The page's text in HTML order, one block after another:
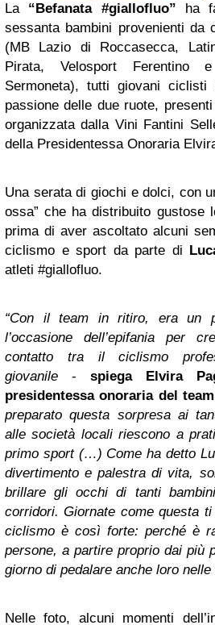
La “Befanata #giallofluo” ha
sessanta bambini provenienti da
(MB Lazio di Roccasecca,
Pirata, Velosport Ferentino
Sermoneta), tutti giovani
passione delle due ruote,
organizzata dalla Vini Fantini
della Presidentessa Onoraria
Una serata di giochi e dolci, con
ossa” che ha distribuito gustose
prima di aver ascoltato alcuni
ciclismo e sport da parte di
atleti #giallofluo.
“Con il team in ritiro, era un
l’occasione dell’epifania per
contatto tra il ciclismo
giovanile - spiega Elvira
presidentessa onoraria del team
preparato questa sorpresa ai
alle società locali riescono a
primo sport (…) Come ha detto
divertimento e palestra di vita,
brillare gli occhi di tanti
corridori. Giornate come questa
ciclismo è così forte: perché è
persone, a partire proprio dai più
giorno di pedalare anche loro
Nelle foto, alcuni momenti